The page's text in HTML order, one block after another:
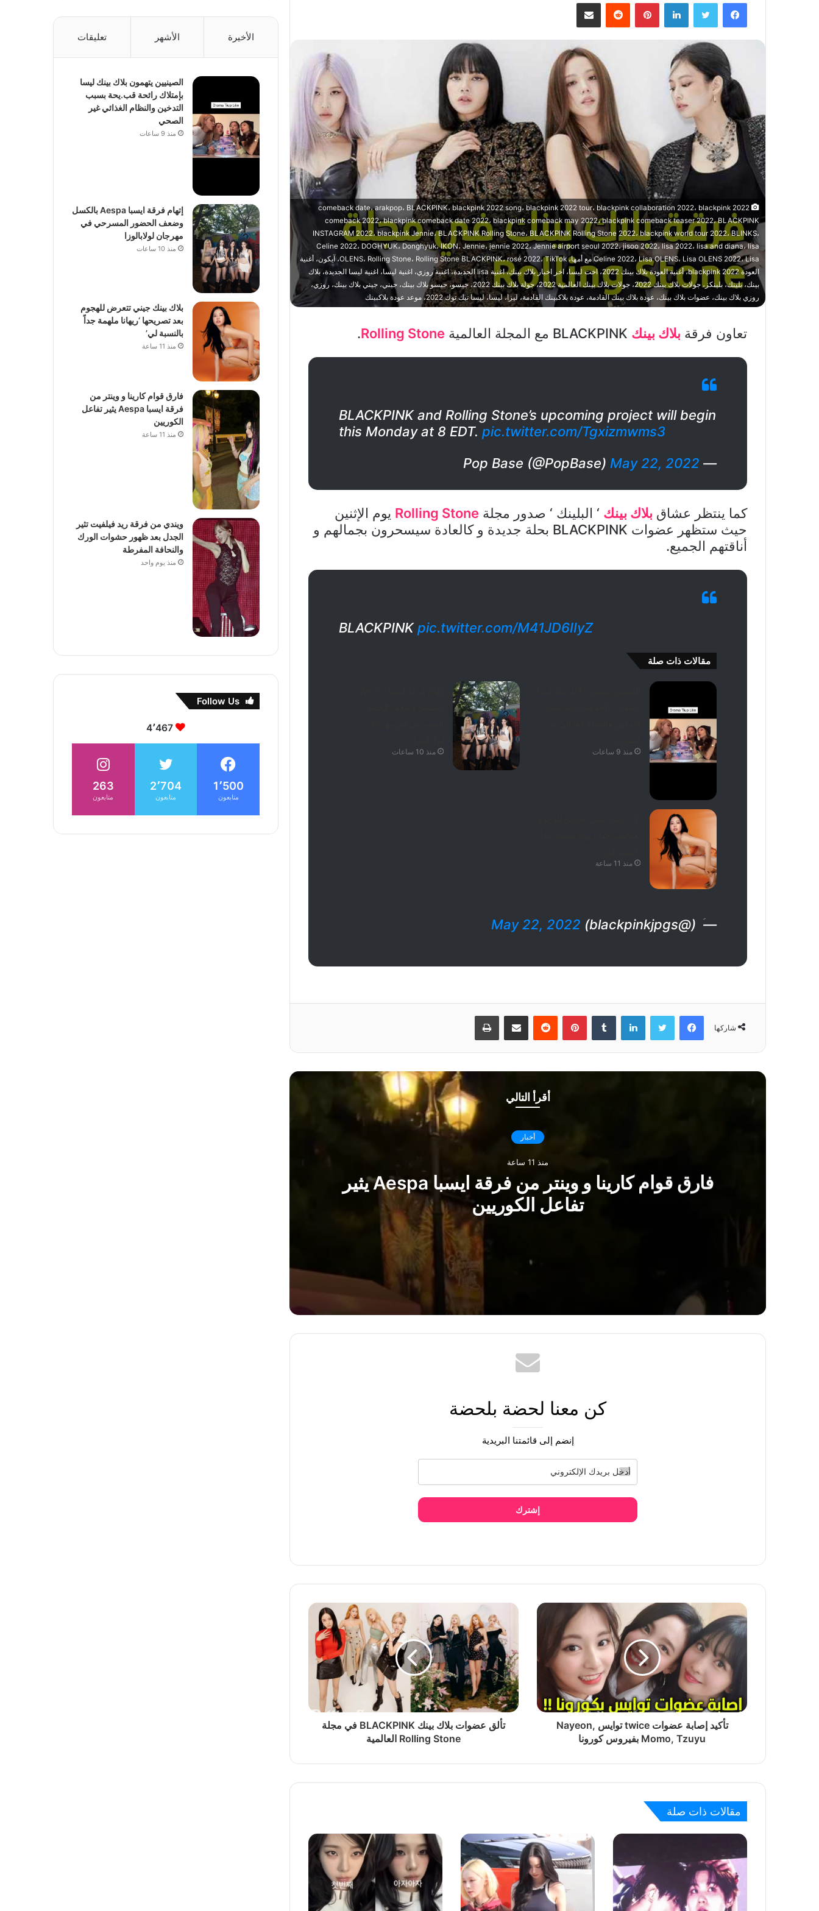
فيسبوك تويتر لينكدإن بينتيريست مشاركة عبر البريد
2022 comeback date، arakpop، BLACKPINK، blackpink 2022 song، blackpink 2022 tour، blackpink collaboration 2022، blackpink
comeback 2022، blackpink comeback date 2022، blackpink comeback may 2022، blackpink comeback teaser 2022، BLACKPINK
INSTAGRAM 2022، blackpink Jennie، BLACKPINK Rolling Stone، BLACKPINK Rolling Stone 2022، blackpink world tour 2022، BLINKS،
Celine 2022، DOGHYUK، Donghyuk، IKON، Jennie، jennie 2022، Jennie airport seoul 2022، jisoo 2022، lisa 2022، lisa and diana، lisa
Celine 2022، Lisa OLENS، Lisa OLENS 2022، Lisa مع أمها، OLENS، Rolling Stone، Rolling Stone BLACKPINK، rosé 2022، TikTok، آيكون، أغنية
العودة blackpink 2022، أغنية العودة بلاك بينك 2022، اخت ليسا، اخر اخبار بلاك بينك، اغنية lisa الجديدة، اغنية روزي، اغنية ليسا، اغنية ليسا الجديدة، بلاك
بينك، بلينك، بلينكز، جولات بلاك بينك 2022، جولات بلاك بينك العالمية 2022، جولة بلاك بينك 2022، جيسو، جيسو بلاك بينك، جيني، جيني بلاك بينك، روزي،
روزي بلاك بينك، عضوات بلاك بينك، عودة بلاك بينك القادمة، عودة بلاكبينك القادمة، ليزا، ليسا، ليسا تيك توك 2022، موعد عودة بلاكبينك
تعاون فرقة بلاك بينك Rolling Stone
.
BLACKPINK and Rolling Stone’s upcoming project will begin
this Monday at 8 EDT. pic.twitter.com/Tgxizmwms3
— Pop Base (@PopBase)
May 22, 2022
كما ينتظر عشاق بلاك بينك ‘ البلينك ‘ صدور مجلة Rolling Stone يوم الإثنين
حيث ستظهر عضوات BLACKPINK بحلة جديدة و كالعادة سيسحرون بجمالهم و
أناقتهم الجميع.
BLACKPINKpic.twitter.com/M41JD6IIyZ
مقالات ذات صلة
منذ 9 ساعات منذ 10 ساعات
منذ 11 ساعة
— ؘ (@blackpinkjpgs) May 22, 2022
شاركها
فيسبوك تويتر لينكدإن بينتيريست مشاركة عبر البريد طباعة
أقرأ التالي
أخبار
منذ 11 ساعة
فارق قوام كارينا و وينتر من فرقة ايسبا Aespa يثير
تفاعل الكوريين
ويندي من فرقة ريد فيلفيت تثير الجدل بعد ظهور حشوات الورك والنحافة المفرطة
[آراء الكوريين] جيزيل من فرقة ايسبا Aespa أصبحت تمتلك ملامح الرجال
منذ يومين
بلاك بينك جيني تتعرض للسخرية في مهرجان لولابالوزا بسبب حركاتها الاستعراضية
منذ يومين
إتهام بلاك بينك جيني بمحاولة هز أردافها بطريقة استعراضية
منذ يومين
منذ 3 أيام
منذ 3 أيام
إطلالة جيزيل من فرقة ايسبا في مهرجان Lollapalooza تثير جنون الكوريين
كن معنا لحضة بلحضة
إنضم إلى قائمتنا البريدية
إشترك
تأكيد إصابة عضوات twice توايس Nayeon,
Momo, Tzuyu بفيروس كورونا
تألق عضوات بلاك بينك BLACKPINK في مجلة
Rolling Stone العالمية
مقالات ذات صلة
الأخيرة الأشهر تعليقات
الصينيين يتهمون بلاك بينك ليسا
بإمتلاك رائحة قب.يحة بسبب
التدخين والنظام الغذائي غير
الصحي
منذ 9 ساعات
إتهام فرقة ايسبا Aespa بالكسل
وضعف الحضور المسرحي في
مهرجان لولابالوزا
منذ 10 ساعات
بلاك بينك جيني تتعرض للهجوم
بعد تصريحها ‘ريهانا ملهمة جداً
بالنسبة لي’
منذ 11 ساعة
فارق قوام كارينا و وينتر من
فرقة ايسبا Aespa يثير تفاعل
الكوريين
منذ 11 ساعة
ويندي من فرقة ريد فيلفيت تثير
الجدل بعد ظهور حشوات الورك
والنحافة المفرطة
منذ يوم واحد
Follow Us
4٬467
1٬500
متابعون
2٬704
متابعون
263
متابعون